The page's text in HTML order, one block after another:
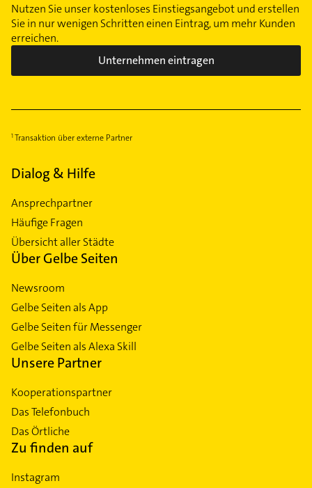
Nutzen Sie unser kostenloses Einstiegsangebot und erstellen
Sie in nur wenigen Schritten einen Eintrag, um mehr Kunden
erreichen.
Unternehmen eintragen
Transaktion über externe Partner
Dialog & Hilfe
Ansprechpartner
Häufige Fragen
Übersicht aller Städte
Über Gelbe Seiten
Newsroom
Gelbe Seiten als App
Gelbe Seiten für Messenger
Gelbe Seiten als Alexa Skill
Unsere Partner
Kooperationspartner
Das Telefonbuch
Das Örtliche
Zu finden auf
Instagram